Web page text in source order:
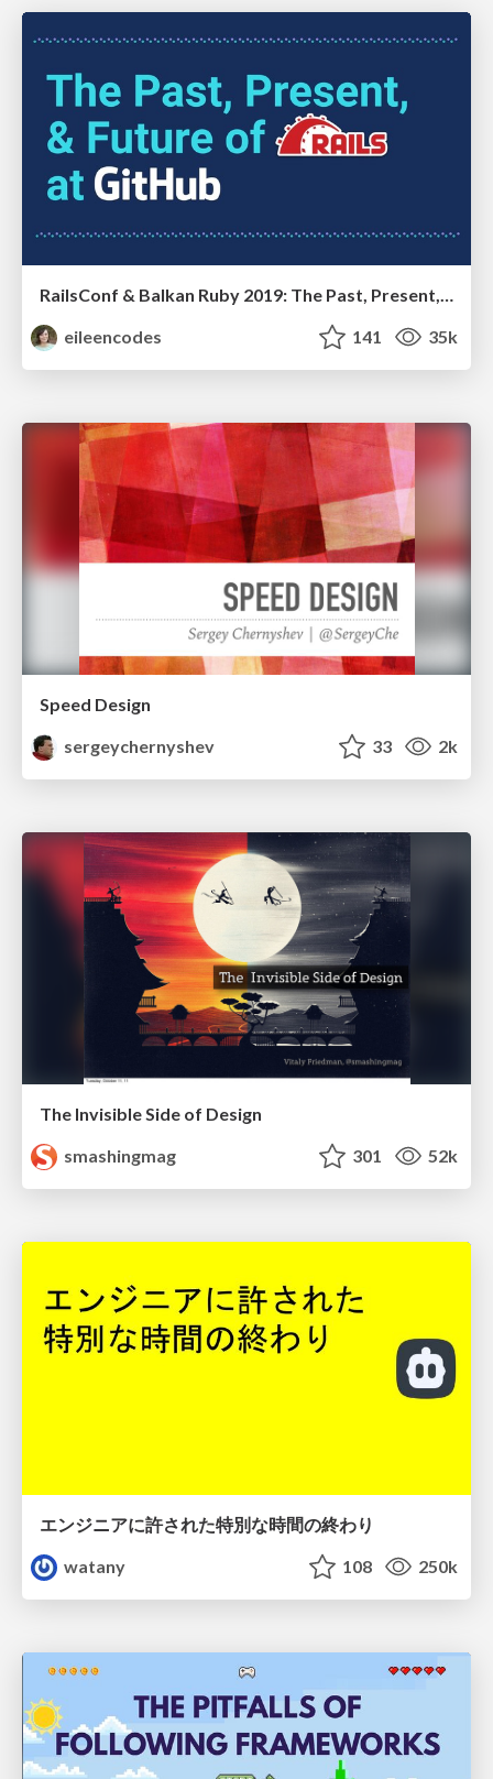
eileencodes
141 35k
Speed Design
sergeychernyshev
33 2k
The Invisible Side of Design
smashingmag
301 52k
エンジニアに許された特別な時間の終わり
watany
108 250k